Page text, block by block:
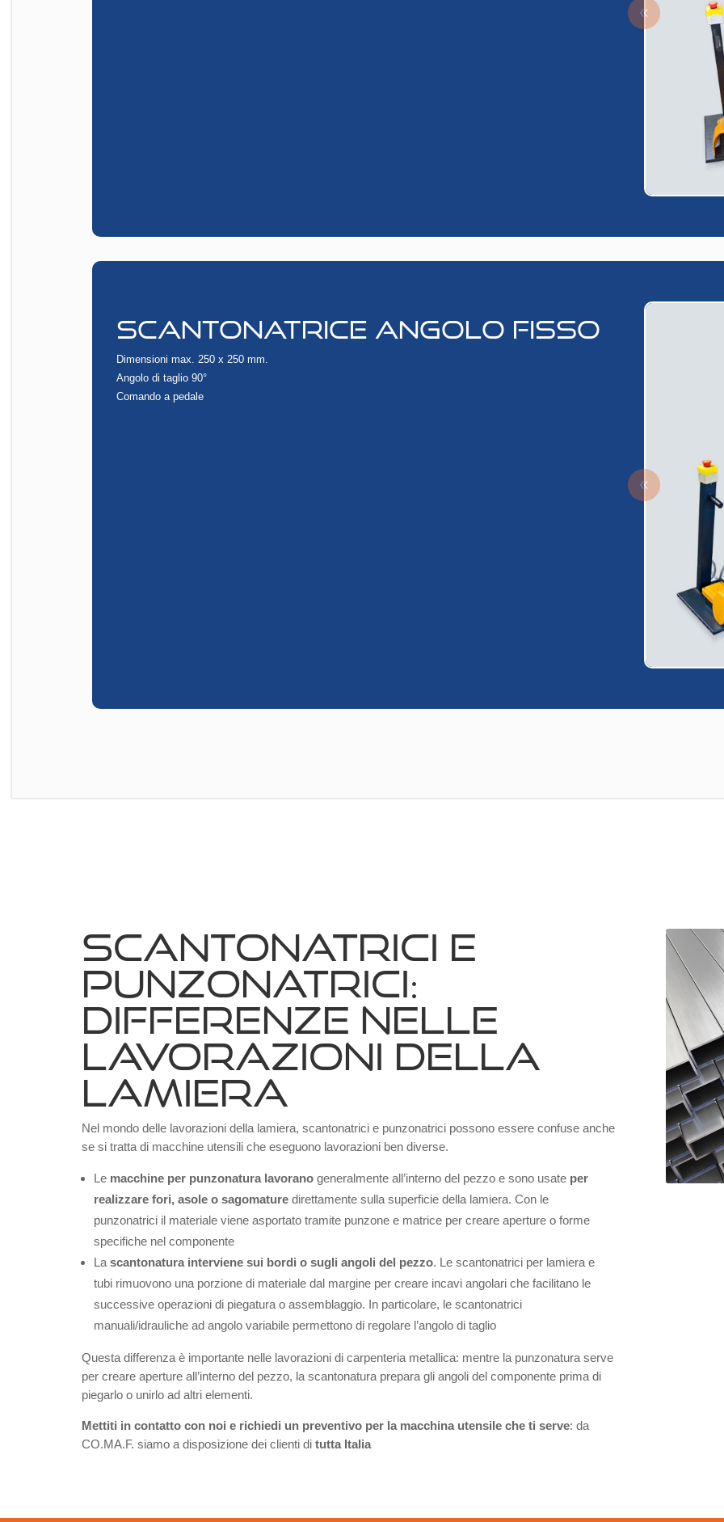
SCANTONATRICE ANGOLO FISSO
Dimensioni max. 250 x 250 mm.
Angolo di taglio 90°
Comando a pedale
SCANTONATRICI E
PUNZONATRICI:
DIFFERENZE NELLE
LAVORAZIONI DELLA
LAMIERA
Nel mondo delle lavorazioni della lamiera, scantonatrici e punzonatrici possono essere confuse anche
se si tratta di macchine utensili che eseguono lavorazioni ben diverse.
Le macchine per punzonatura lavoranogeneralmente all’interno del pezzo e sono usate per
realizzare fori, asole o sagomaturedirettamente sulla superficie della lamiera. Con le
punzonatrici il materiale viene asportato tramite punzone e matrice per creare aperture o forme
specifiche nel componente
Lascantonatura interviene sui bordi o sugli angoli del pezzo. Le scantonatrici per lamiera e
tubi rimuovono una porzione di materiale dal margine per creare incavi angolari che facilitano le
successive operazioni di piegatura o assemblaggio. In particolare, le scantonatrici
manuali/idrauliche ad angolo variabile permettono di regolare l’angolo di taglio
Questa differenza è importante nelle lavorazioni di carpenteria metallica: mentre la punzonatura serve
per creare aperture all’interno del pezzo, la scantonatura prepara gli angoli del componente prima di
piegarlo o unirlo ad altri elementi.
Mettiti in contatto con noi e richiedi un preventivo per la macchina utensile che ti serve: da
CO.MA.F. siamo a disposizione dei clienti di tutta Italia